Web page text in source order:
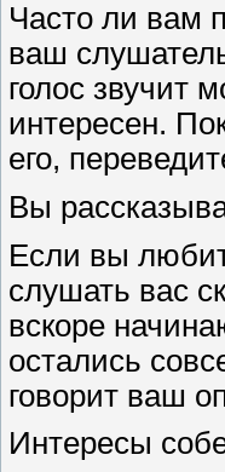
Часто ли вам
ваш
голос звучит
интересен.
его,
Вы
Если вы
слушать вас
вскоре
остались
говорит ваш
Интересы